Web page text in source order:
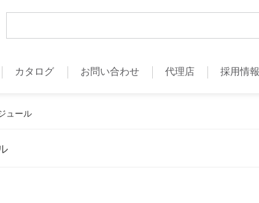
カタログ お問い合わせ 代理店 採用情報
ュール